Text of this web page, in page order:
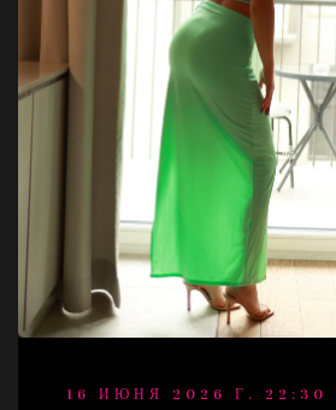
16 ИЮНЯ 2026 Г. 22:30